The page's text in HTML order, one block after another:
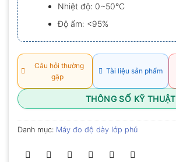
Nhiệt độ: 0~50°C
Độ ẩm: <95%
Câu hỏi thường
gặp
Tài liệu sản phẩm
THÔNG SỐ KỸ THUẬT
Danh mục: Máy đo độ dày lớp phủ